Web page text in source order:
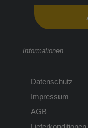
Informationen
Datenschutz
Impressum
AGB